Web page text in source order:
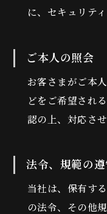
に、セキュリテ
ご本人の照会
お客さまがご本
どをご希望され
認の上、対応さ
法令、規範の
当社は、保有す
の法令、その他